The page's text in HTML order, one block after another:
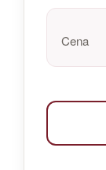
Cena